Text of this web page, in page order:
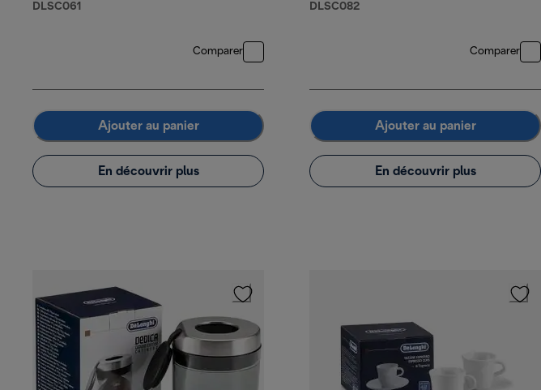
DLSC061
Comparer
Ajouter au panier
En découvrir plus
DLSC082
Comparer
Ajouter au panier
En découvrir plus